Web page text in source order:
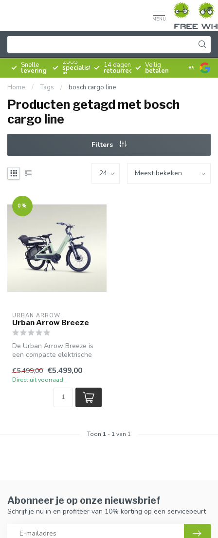
MENU
Snelle
levering
Sinds
2005
specialist
in
rijwielen
14 dagen
retourrecht
Veilig
betalen 8.5
Home / Tags / bosch cargo line
Producten getagd met bosch
cargo line
Filters
0%
URBAN ARROW
Urban Arrow Breeze
De Urban Arrow Breeze is
een compacte elektrische
laadcapa...
€5.499,00 €5.499,00
Direct uit voorraad
Toon 1 - 1van 1
Abonneer je op onze nieuwsbrief
Schrijf je nu in en profiteer van 10% korting op een servicebeurt